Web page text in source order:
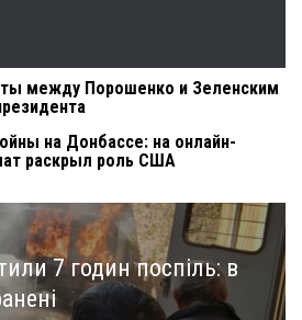
между Порошенко и Зеленским
на Донбассе: на онлайн-
раскрыл роль США
7 годин поспіль: в